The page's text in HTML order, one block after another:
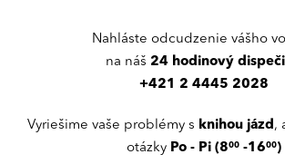
Nahláste odcudzenie vášho
na náš 24 hodinový
+421 2 4445 2028
Vyriešime vaše problémy s knihou jázd,
otázky Po - Pi (800 -1600)